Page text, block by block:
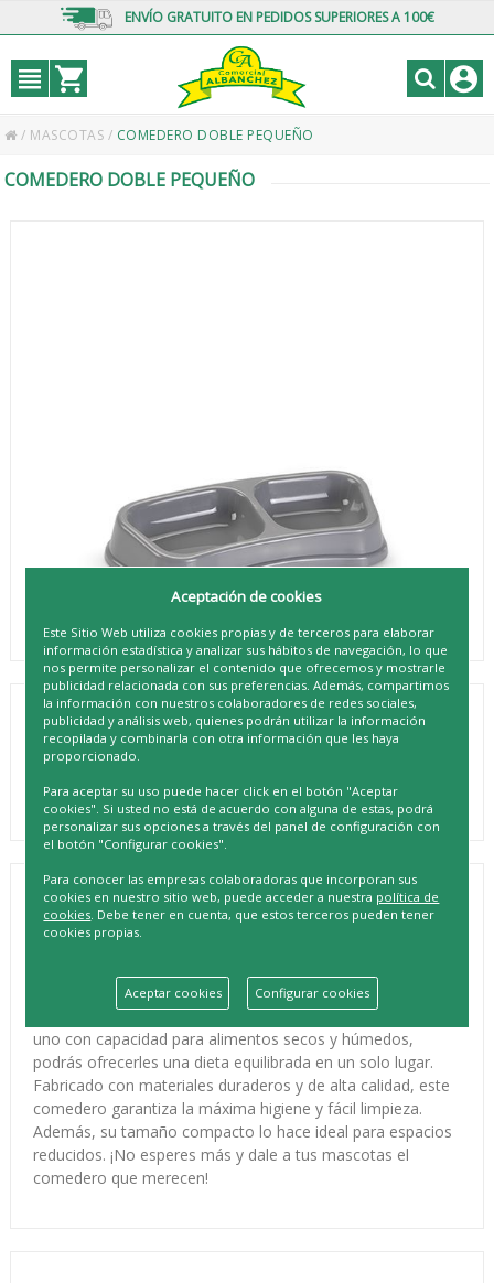
ENVÍO GRATUITO EN PEDIDOS SUPERIORES A 100€
/ MASCOTAS / COMEDERO DOBLE PEQUEÑO
COMEDERO DOBLE PEQUEÑO
COMEDERO DOBLE PEQUEÑO
REF. 8414926112297
DESCRIPCIÓN
Introducimos el "Comedero Doble Pequeño", la solución
perfecta para alimentar a tus mascotas con comodidad y
para satisfacer las necesidades de tus peludos
compañeros. Con dos compartimentos individuales, cada
uno con capacidad para alimentos secos y húmedos,
podrás ofrecerles una dieta equilibrada en un solo lugar.
Fabricado con materiales duraderos y de alta calidad, este
comedero garantiza la máxima higiene y fácil limpieza.
Además, su tamaño compacto lo hace ideal para espacios
reducidos. ¡No esperes más y dale a tus mascotas el
comedero que merecen!
Aceptación de cookies
Este Sitio Web utiliza cookies propias y de terceros para elaborar
información estadística y analizar sus hábitos de navegación, lo que
nos permite personalizar el contenido que ofrecemos y mostrarle
publicidad relacionada con sus preferencias. Además, compartimos
la información con nuestros colaboradores de redes sociales,
publicidad y análisis web, quienes podrán utilizar la información
recopilada y combinarla con otra información que les haya
proporcionado.
Para aceptar su uso puede hacer click en el botón "Aceptar
cookies". Si usted no está de acuerdo con alguna de estas, podrá
personalizar sus opciones a través del panel de configuración con
el botón "Configurar cookies".
Para conocer las empresas colaboradoras que incorporan sus
cookies en nuestro sitio web, puede acceder a nuestra política de
cookies . Debe tener en cuenta, que estos terceros pueden tener
cookies propias.
Aceptar cookies Configurar cookies